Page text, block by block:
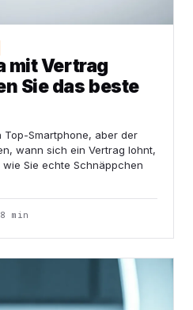
mit Vertrag
Sie das beste
Top-Smartphone, aber der
wann sich ein Vertrag lohnt,
Sie echte Schnäppchen
8 min